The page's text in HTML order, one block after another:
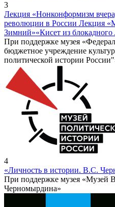
3
Лекция «Нонконформизм
революции в России Лекция
Зимний»«Кисет из
При поддержке музея
бюджетное учреждение
политической истории
4
«Личность в истории. В.С.
При поддержке музея «Музей
Черномырдина»